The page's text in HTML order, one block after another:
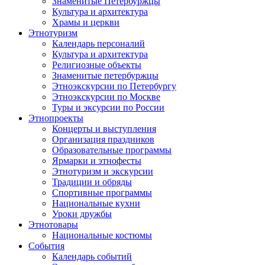
Культура и архитектура
Храмы и церкви
Этнотуризм
Календарь персоналий
Культура и архитектура
Религиозные объекты
Знаменитые петербуржцы
Этноэкскурсии по Петербургу
Этноэкскурсии по Москве
Туры и эксурсии по России
Этнопроекты
Концерты и выступления
Организация праздников
Образовательные программы
Ярмарки и этнофесты
Этнотуризм и экскурсии
Традиции и обряды
Спортивные программы
Национальные кухни
Уроки дружбы
Этнотовары
Национальные костюмы
События
Календарь событий